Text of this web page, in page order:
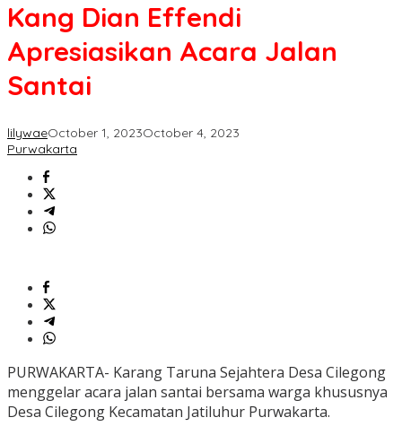
Kang Dian Effendi
Apresiasikan Acara Jalan
Santai
lilywaeOctober 1, 2023October 4, 2023
Purwakarta
PURWAKARTA- Karang Taruna Sejahtera Desa Cilegong
menggelar acara jalan santai bersama warga khususnya
Desa Cilegong Kecamatan Jatiluhur Purwakarta.